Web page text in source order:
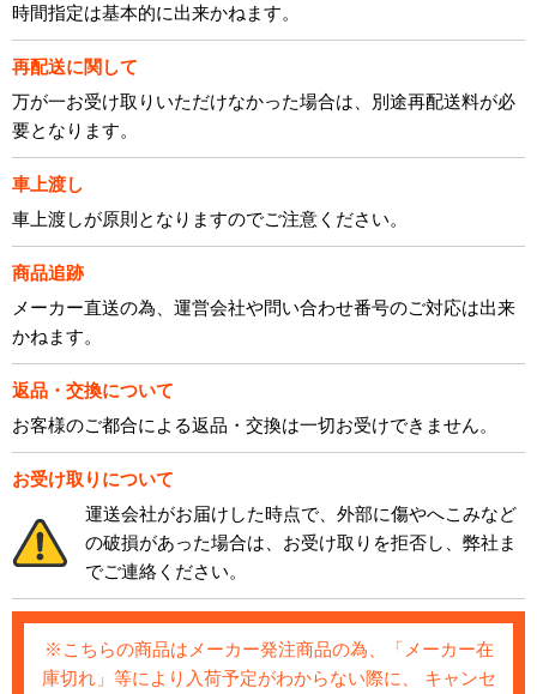
時間指定は基本的に出来かねます。
再配送に関して
万が一お受け取りいただけなかった場合は、別途再配送料が必
要となります。
車上渡し
車上渡しが原則となりますのでご注意ください。
商品追跡
メーカー直送の為、運営会社や問い合わせ番号のご対応は出来
かねます。
返品・交換について
お客様のご都合による返品・交換は一切お受けできません。
お受け取りについて
運送会社がお届けした時点で、外部に傷やへこみなど
の破損があった場合は、お受け取りを拒否し、弊社ま
でご連絡ください。
※こちらの商品はメーカー発注商品の為、「メーカー在
庫切れ」等により入荷予定がわからない際に、 キャンセ